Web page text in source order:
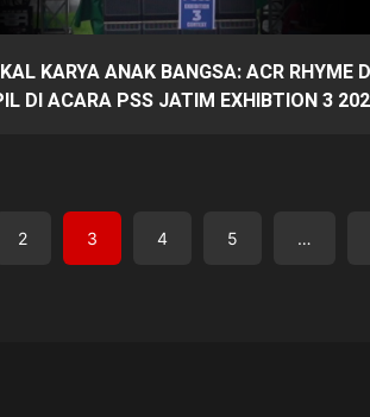
KARYA ANAK BANGSA: ACR RHYME
DI ACARA PSS JATIM EXHIBTION 3
2 3 4 5 …